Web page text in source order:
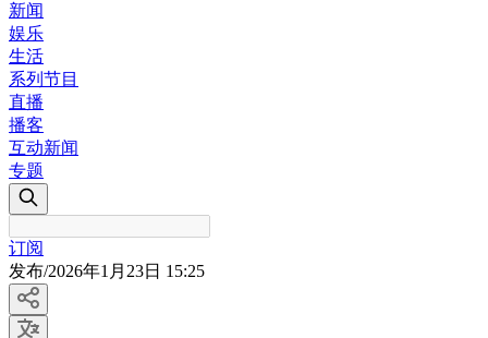
新闻
娱乐
生活
系列节目
直播
播客
互动新闻
专题
订阅
发布/2026年1月23日 15:25